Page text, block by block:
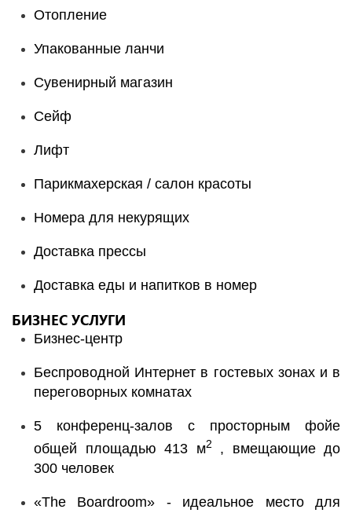
Отопление
Упакованные ланчи
Сувенирный магазин
Сейф
Лифт
Парикмахерская / салон красоты
Номера для некурящих
Доставка прессы
Доставка еды и напитков в номер
БИЗНЕС УСЛУГИ
Бизнес-центр
Беспроводной Интернет в гостевых зонах и в
переговорных комнатах
5 конференц-залов с просторным фойе
общей площадью 413 м2
, вмещающие до
300 человек
«The Boardroom» - идеальное место для